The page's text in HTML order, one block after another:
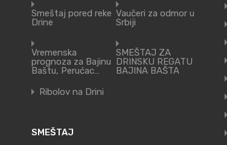
Smeštaj pored reke
Drine
Vaučeri za odmor u
Srbiji
Vremenska
prognoza za Bajinu
Baštu, Perućac…
SMEŠTAJ ZA
DRINSKU REGATU
BAJINA BAŠTA
Ribolov na Drini
SMEŠTAJ